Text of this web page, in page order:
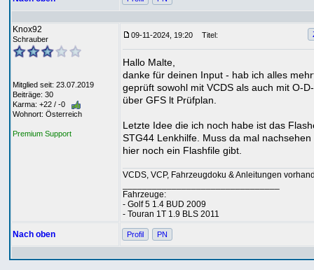
Knox92
Schrauber
Mitglied seit: 23.07.2019
Beiträge: 30
Karma: +22 / -0
Wohnort: Österreich
Premium Support
09-11-2024, 19:20 Titel:
Hallo Malte,
danke für deinen Input - hab ich alles
geprüft sowohl mit VCDS als auch mit O-
über GFS lt Prüfplan.
Letzte Idee die ich noch habe ist das
STG44 Lenkhilfe. Muss da mal nachsehen
hier noch ein Flashfile gibt.
VCDS, VCP, Fahrzeugdoku & Anleitungen
Fahrzeuge:
- Golf 5 1.4 BUD 2009
- Touran 1T 1.9 BLS 2011
Nach oben Profil PN